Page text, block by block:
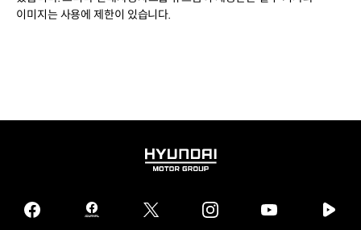
이미지는 사용에 제한이 있습니다.
HYUNDAI
GROUP
facebook
hmg twitter instagram